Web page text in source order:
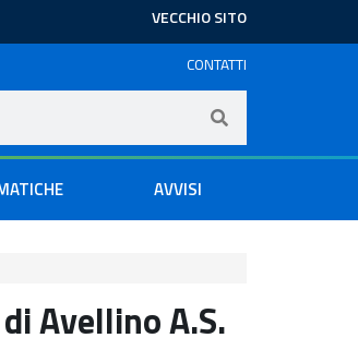
VECCHIO SITO
CONTATTI
AVVISI
Avellino A.S.